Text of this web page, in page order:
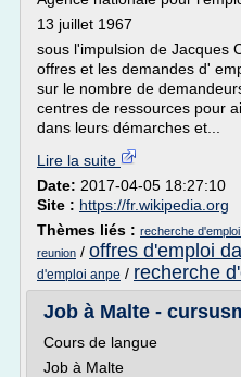
13 juillet 1967
sous l'impulsion de Jacques
offres et les demandes d'
sur le nombre de
centres de ressources pour
dans leurs démarches et...
Lire la suite
Date: 2017-04-05 18:27:10
Site : https://fr.wikipedia.org
Thèmes liés : recherche
reunion / offres d'emploi
d'emploi anpe / recherche
Job à Malte -
Cours de langue
Job à Malte